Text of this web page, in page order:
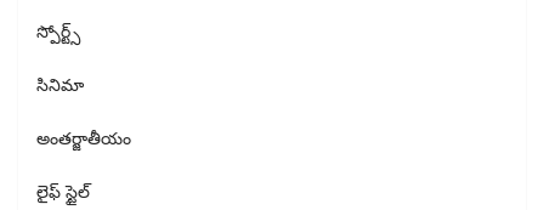
స్పోర్ట్స్
సినిమా
అంతర్జాతీయం
లైఫ్ స్టైల్